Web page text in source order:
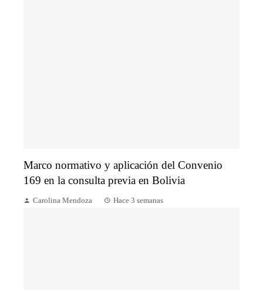
Marco normativo y aplicación del Convenio
169 en la consulta previa en Bolivia
Carolina Mendoza Hace 3 semanas